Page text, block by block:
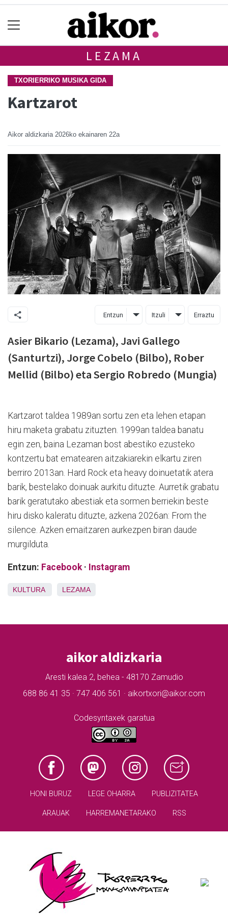
LEZAMA
TXORIERRIKO MUSIKA GIDA
Kartzarot
Aikor aldizkaria 2026ko ekainaren 22a
Entzun Itzuli Erraztu
Asier Bikario (Lezama), Javi Gallego
(Santurtzi), Jorge Cobelo (Bilbo), Rober
Mellid (Bilbo) eta Sergio Robredo (Mungia)
Kartzarot taldea 1989an sortu zen eta lehen etapan
hiru maketa grabatu zituzten. 1999an taldea banatu
egin zen, baina Lezaman bost abestiko ezusteko
kontzertu bat ematearen aitzakiarekin elkartu ziren
berriro 2013an. Hard Rock eta heavy doinuetatik atera
barik, bestelako doinuak aurkitu dituzte. Aurretik grabatu
barik geratutako abestiak eta sormen berriekin beste
hiru disko kaleratu dituzte, azkena 2026an: From the
silence. Azken emaitzaren aurkezpen biran daude
murgilduta.
Entzun: Facebook· Instagram
KULTURA LEZAMA
aikor aldizkaria
Aresti kalea 2, behea - 48170 Zamudio
688 86 41 35 · 747 406 561 · aikortxori@aikor.com
Codesyntaxek garatua
HONI BURUZ LEGE OHARRA PUBLIZITATEA
ARAUAK HARREMANETARAKO RSS